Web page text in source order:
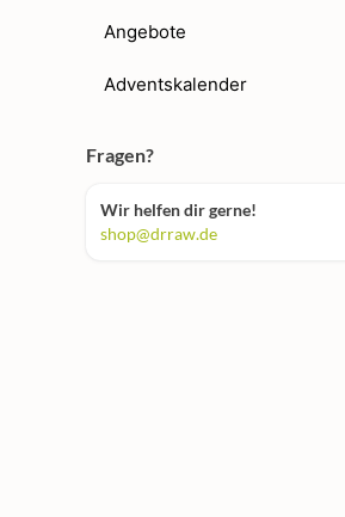
Angebote
Adventskalender
Fragen?
Wir helfen dir gerne!
shop@drraw.de